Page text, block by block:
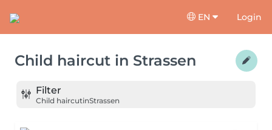
EN Login
Child haircut in Strassen
Filter
Child haircutinStrassen